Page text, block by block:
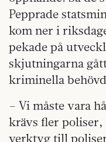
Pepprade
kom ner i
pekade på
skjutningarna
kriminella
– Vi måste vara
krävs fler poliser,
verktyg till